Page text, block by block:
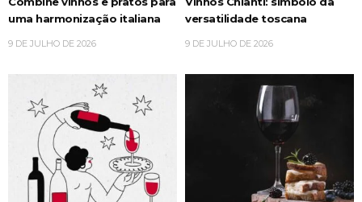
uma harmonização italiana
9 DE JULHO DE 2026
versatilidade toscana
9 DE JULHO DE 2026